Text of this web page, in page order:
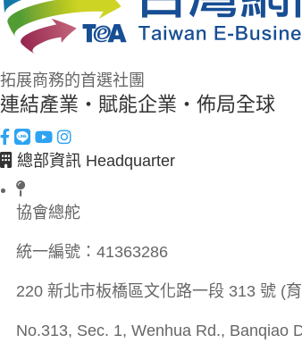
拓展商務的首選社團
連結產業・賦能企業・佈局全球
總部資訊 Headquarter
協會總舵
統一編號： 41363286
220 新北市板橋區文化路一段 313 號 (
No.313, Sec. 1, Wenhua Rd., Banqiao